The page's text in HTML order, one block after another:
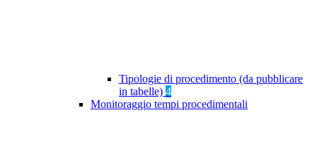
Tipologie di procedimento (da pubblicare
in tabelle) 4
Monitoraggio tempi procedimentali